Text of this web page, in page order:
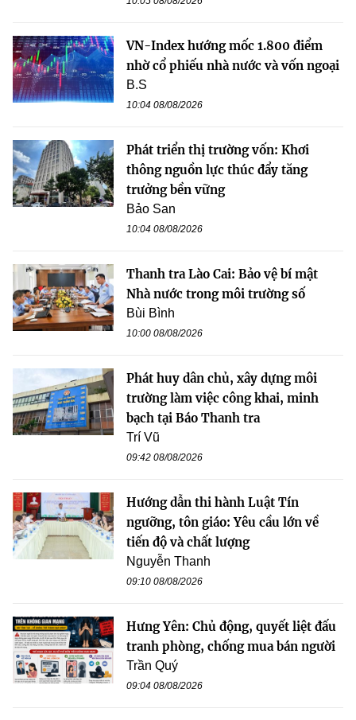
VN-Index hướng mốc 1.800 điểm
nhờ cổ phiếu nhà nước và vốn ngoại
B.S
10:04 08/08/2026
Phát triển thị trường vốn: Khơi
thông nguồn lực thúc đẩy tăng
trưởng bền vững
Bảo San
10:04 08/08/2026
Thanh tra Lào Cai: Bảo vệ bí mật
Nhà nước trong môi trường số
Bùi Bình
10:00 08/08/2026
Phát huy dân chủ, xây dựng môi
trường làm việc công khai, minh
bạch tại Báo Thanh tra
Trí Vũ
09:42 08/08/2026
Hướng dẫn thi hành Luật Tín
ngưỡng, tôn giáo: Yêu cầu lớn về
tiến độ và chất lượng
Nguyễn Thanh
09:10 08/08/2026
Hưng Yên: Chủ động, quyết liệt đấu
tranh phòng, chống mua bán người
Trần Quý
09:04 08/08/2026